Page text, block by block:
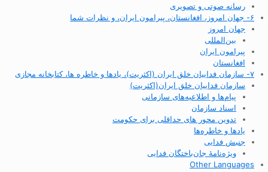
رسانه صوتی و تصویری
۶- جهان امروز، افغانستان، پیرامون ایران، و نظرات شما
جهان امروز
بین‌المللی
پیرامون ایران
افغانستان
۷- سازمان فداییان خلق ایران (اکثریت)، یادها و خاطره ها، کتابخانه مجازی
سازمان فداییان خلق ایران(اکثریت)
پیام‌ها و اطلاعیه‌های سازمانی
اسناد سازمان
تدوین محور های حداقلی برای حکومت
یادها و خاطره‌ها
جنبش فدایی
ویژه‌نامهٔ جان‌باختگان فدایی
Other Languages